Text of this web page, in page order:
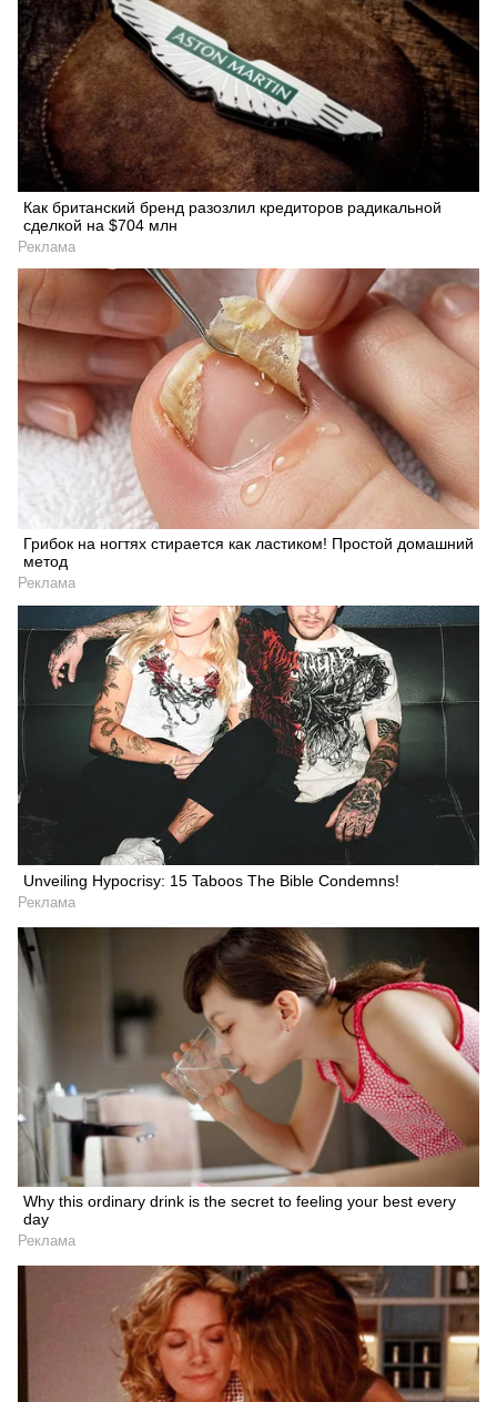
Искать
Как британский бренд разозлил кредиторов радикальной
сделкой на $704 млн
Реклама
Грибок на ногтях стирается как ластиком! Простой домашний
метод
Реклама
Unveiling Hypocrisy: 15 Taboos The Bible Condemns!
Реклама
Why this ordinary drink is the secret to feeling your best every
day
Реклама